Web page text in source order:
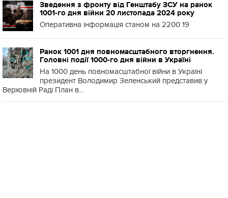
Зведення з фронту від Генштабу ЗСУ на ранок
1001-го дня війни 20 листопада 2024 року
Оперативна інформація станом на 2200 19
Ранок 1001 дня повномасштабного вторгнення.
Головні події 1000-го дня війни в Україні
На 1000 день повномасштабної війни в Україні
президент Володимир Зеленський представив у
Верховній Раді План в...